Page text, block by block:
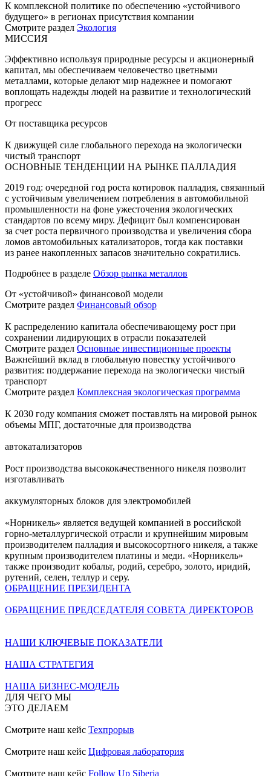
К комплексной политике по обеспечению «устойчивого
будущего» в регионах присутствия компании
Смотрите раздел Экология
МИССИЯ
Эффективно используя природные ресурсы и акционерный
капитал, мы обеспечиваем человечество цветными
металлами, которые делают мир надежнее и помогают
воплощать надежды людей на развитие и технологический
прогресс
От поставщика ресурсов
К движущей силе глобального перехода на экологически
чистый транспорт
ОСНОВНЫЕ ТЕНДЕНЦИИ НА РЫНКЕ ПАЛЛАДИЯ
2019 год: очередной год роста котировок палладия, связанный
с устойчивым увеличением потребления в автомобильной
промышленности на фоне ужесточения экологических
стандартов по всему миру. Дефицит был компенсирован
за счет роста первичного производства и увеличения сбора
ломов автомобильных катализаторов, тогда как поставки
из ранее накопленных запасов значительно сократились.
Подробнее в разделе Обзор рынка металлов
От «устойчивой» финансовой модели
Смотрите раздел Финансовый обзор
К распределению капитала обеспечивающему рост при
сохранении лидирующих в отрасли показателей
Смотрите раздел Основные инвестиционные проекты
Важнейший вклад в глобальную повестку устойчивого
развития: поддержание перехода на экологически чистый
транспорт
Смотрите раздел Комплексная экологическая программа
К 2030 году компания сможет поставлять на мировой рынок
объемы МПГ, достаточные для производства
автокатализаторов
Рост производства высококачественного никеля позволит
изготавливать
аккумуляторных блоков для электромобилей
«Норникель» является ведущей компанией в российской
горно-металлургической отрасли и крупнейшим мировым
производителем палладия и высокосортного никеля, а также
крупным производителем платины и меди. «Норникель»
также производит кобальт, родий, серебро, золото, иридий,
рутений, селен, теллур и серу.
ОБРАЩЕНИЕ ПРЕЗИДЕНТА
ОБРАЩЕНИЕ ПРЕДСЕДАТЕЛЯ СОВЕТА ДИРЕКТОРОВ
НАШИ КЛЮЧЕВЫЕ ПОКАЗАТЕЛИ
НАША СТРАТЕГИЯ
НАША БИЗНЕС-МОДЕЛЬ
ДЛЯ ЧЕГО МЫ
ЭТО ДЕЛАЕМ
Смотрите наш кейс Техпрорыв
Смотрите наш кейс Цифровая лаборатория
Смотрите наш кейс Follow Up Siberia